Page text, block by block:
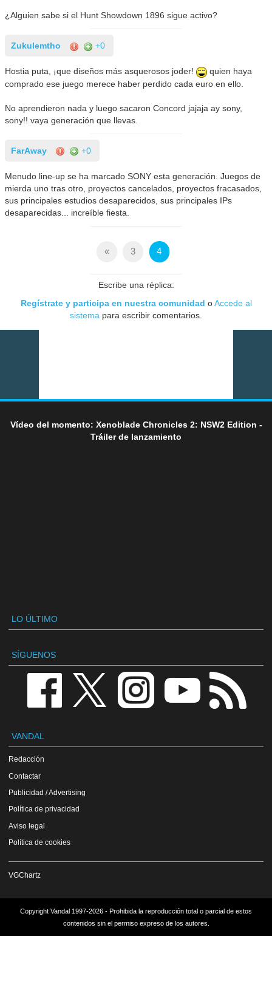
¿Alguien sabe si el Hunt Showdown 1896 sigue activo?
Zukulemtho +0
Hostia puta, ¡que diseños más asquerosos joder!
quien haya
comprado ese juego merece haber perdido cada euro en ello.
No aprendieron nada y luego sacaron Concord jajaja ay sony,
sony!! vaya generación que llevas.
FarAway +0
Menudo line-up se ha marcado SONY esta generación. Juegos de
mierda uno tras otro, proyectos cancelados, proyectos fracasados,
sus principales estudios desaparecidos, sus principales IPs
desaparecidas... increíble fiesta.
« 3 4
Escribe una réplica:
Regístrate y participa en nuestra comunidad oAccede al
sistema para escribir comentarios.
Vídeo del momento: Xenoblade Chronicles 2: NSW2 Edition -
Tráiler de lanzamiento
LO ÚLTIMO
SÍGUENOS
VANDAL
Redacción
Contactar
Publicidad / Advertising
Política de privacidad
Aviso legal
Política de cookies
VGChartz
Copyright Vandal 1997-2026 - Prohibida la reproducción total o parcial de estos
contenidos sin el permiso expreso de los autores.